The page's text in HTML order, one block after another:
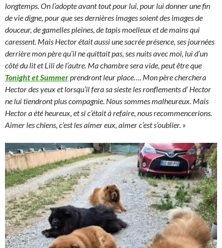
longtemps. On l’adopte avant tout pour lui, pour lui donner une fin
de vie digne, pour que ses dernières images soient des images de
douceur, de gamelles pleines, de tapis moelleux et de mains qui
caressent. Mais Hector était aussi une sacrée présence, ses journées
derrière mon père qu’il ne quittait pas, ses nuits avec moi, lui d’un
côté du lit et Lili de l’autre. Ma chambre sera vide, peut être que
Tonight et Summerprendront leur place…. Mon père cherchera
Hector des yeux et lorsqu’il fera sa sieste les ronflements d’ Hector
ne lui tiendront plus compagnie. Nous sommes malheureux. Mais
Hector a été heureux, et si c’était à refaire, nous recommencerions.
Aimer les chiens, c’est les aimer eux, aimer c’est s’oublier. »